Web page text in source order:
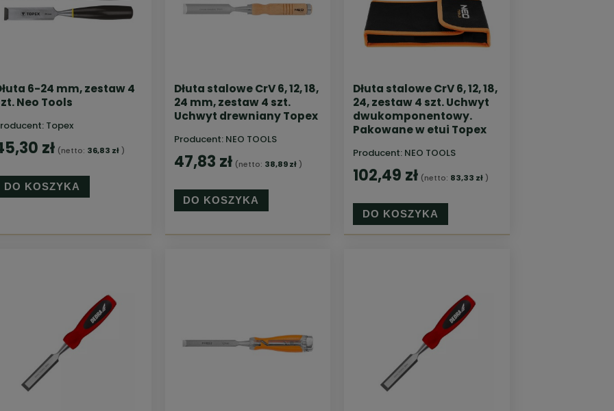
6-24 mm, zestaw 4
Neo Tools
Topex
zł (netto: 36,83 zł)
DO KOSZYKA
Dłuta stalowe CrV 6, 12, 18,
24 mm, zestaw 4 szt.
Uchwyt drewniany Topex
Producent: NEO TOOLS
47,83 zł (netto: 38,89 zł)
DO KOSZYKA
Dłuta stalowe CrV 6, 12, 18,
24, zestaw 4 szt. Uchwyt
dwukomponentowy.
Pakowane w etui Topex
Producent: NEO TOOLS
102,49 zł (netto: 83,33 zł)
DO KOSZYKA